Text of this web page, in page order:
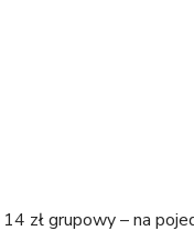
zł grupowy – na